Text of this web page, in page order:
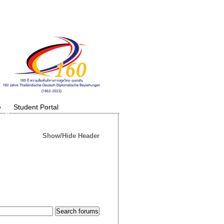
Student Portal
Show/Hide Header